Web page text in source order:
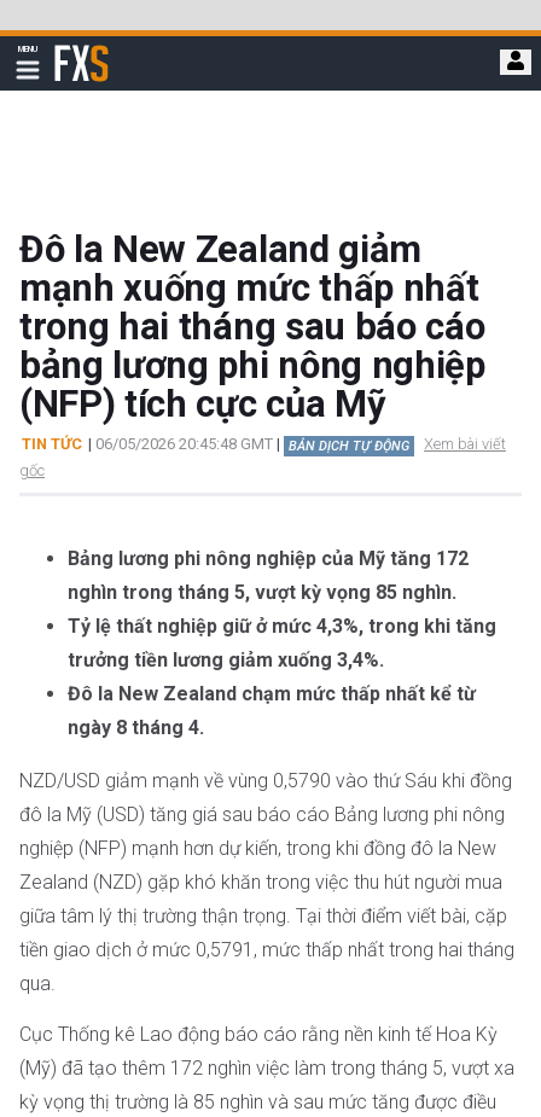
qua
đi
MENU
Hiển
thị
FXStreet
Đô la New Zealand giảm
mạnh xuống mức thấp nhất
trong hai tháng sau báo cáo
bảng lương phi nông nghiệp
(NFP) tích cực của Mỹ
TIN TỨC | 06/05/2026 20:45:48 GMT | BẢN DỊCH TỰ ĐỘNG
Xem bài viết
gốc
Bảng lương phi nông nghiệp của Mỹ tăng 172
nghìn trong tháng 5, vượt kỳ vọng 85 nghìn.
Tỷ lệ thất nghiệp giữ ở mức 4,3%, trong khi tăng
trưởng tiền lương giảm xuống 3,4%.
Đô la New Zealand chạm mức thấp nhất kể từ
ngày 8 tháng 4.
NZD/USD giảm mạnh về vùng 0,5790 vào thứ Sáu khi đồng
đô la Mỹ (USD) tăng giá sau báo cáo Bảng lương phi nông
nghiệp (NFP) mạnh hơn dự kiến, trong khi đồng đô la New
Zealand (NZD) gặp khó khăn trong việc thu hút người mua
giữa tâm lý thị trường thận trọng. Tại thời điểm viết bài, cặp
tiền giao dịch ở mức 0,5791, mức thấp nhất trong hai tháng
qua.
Cục Thống kê Lao động báo cáo rằng nền kinh tế Hoa Kỳ
(Mỹ) đã tạo thêm 172 nghìn việc làm trong tháng 5, vượt xa
kỳ vọng thị trường là 85 nghìn và sau mức tăng được điều